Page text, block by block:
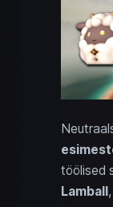
töölised
Lamball,